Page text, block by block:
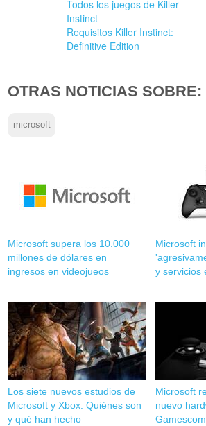
Todos los juegos de Killer
Instinct
Requisitos Killer Instinct:
Definitive Edition
OTRAS NOTICIAS SOBRE:
microsoft
Microsoft supera los 10.000
millones de dólares en
ingresos en videojueos
Microsoft
y servicios
Los siete nuevos estudios de
Microsoft y Xbox: Quiénes son
y qué han hecho
Microsoft
nuevo
Gamescom